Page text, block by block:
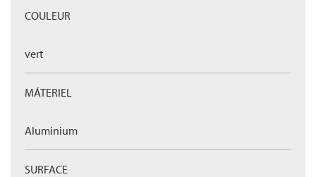
COULEUR
vert
MÁTERIEL
Aluminium
SURFACE